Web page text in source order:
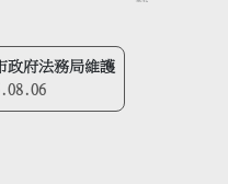
政府法務局維護